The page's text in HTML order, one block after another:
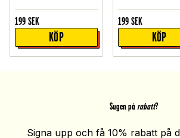
199 SEK
KÖP
199 SEK
KÖP
Sugen på rabatt?
Signa upp och få 10% rabatt på